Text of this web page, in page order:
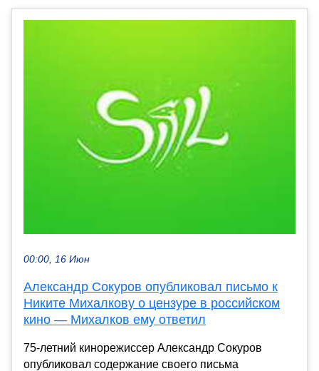
00:00, 16 Июн
Александр Сокуров опубликовал письмо к
Никите Михалкову о цензуре в российском
кино — Михалков ему ответил
75-летний кинорежиссер Александр Сокуров
опубликовал содержание своего письма